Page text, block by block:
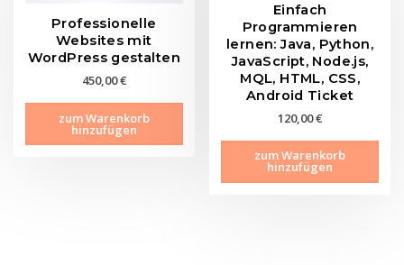
Professionelle
Websites mit
WordPress gestalten
450,00€
zum Warenkorb
hinzufügen
Einfach
Programmieren
lernen: Java, Python,
JavaScript, Node.js,
MQL, HTML, CSS,
Android Ticket
120,00€
zum Warenkorb
hinzufügen